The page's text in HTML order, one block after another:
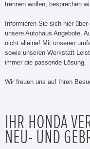
trennen wollen, besprechen
Informieren Sie sich hier
unsere Autohaus Angebote.
nicht alleine! Mit unseren
sowie unseren Werkstatt
immer die passende Lösung.
Wir freuen uns auf Ihren
IHR HONDA
NEU- UND